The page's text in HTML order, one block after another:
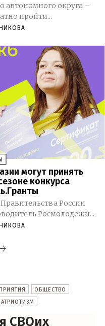
округа –
пройти...
могут принять
конкурса
России
Росмолодежи...